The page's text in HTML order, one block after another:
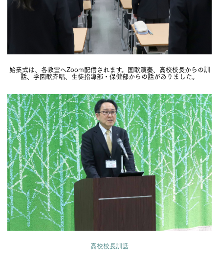
始業式は、各教室へZoom配信されます。国歌演奏、高校校長からの訓
話、学園歌斉唱、生徒指導部・保健部からの話がありました。
高校校長訓話